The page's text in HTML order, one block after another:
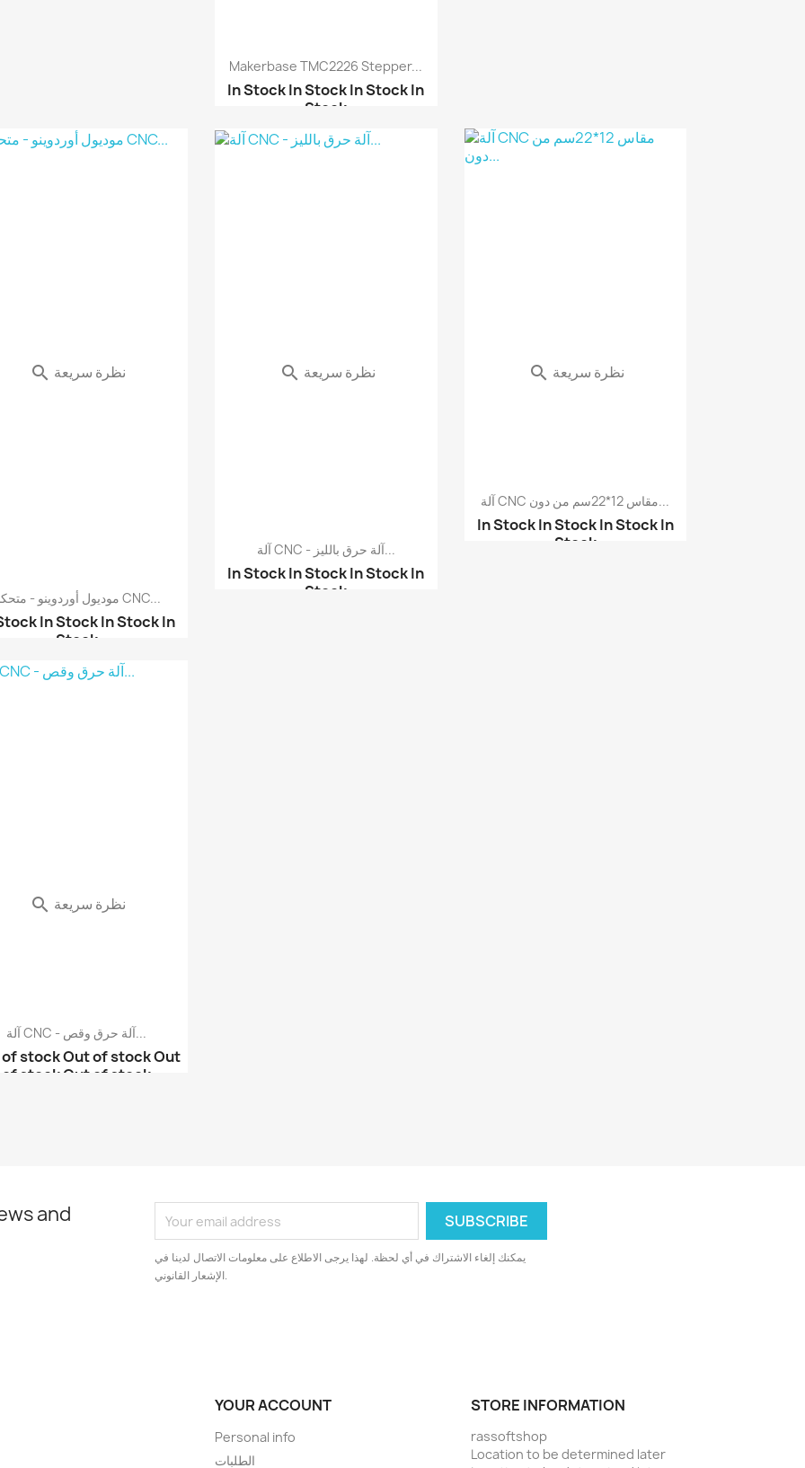
Makerbase TMC2226 Stepper...
In StockIn StockIn StockIn
Stock
موديول قيادة محركات خط...
موديول أوردوينو - متحكم CNC...
In StockIn StockIn
Stock
شيلد قيادة محركات بشري...
 نظرة سريعة
آلة CNC - آلة حرق بالليز...
In StockIn StockIn StockIn
Stock
 نظرة سريعة
آلة CNC مقاس 12*22سم من دون...
In StockIn StockIn StockIn
Stock
 نظرة سريعة
آلة CNC - آلة حرق وقص...
stockOut of stockOut
of stockOut of stock
 نظرة سريعة
and
يمكنك إلغاء الاشتراك في أي لحظة. لهذا يرجى الاطلاع على معلومات الاتصال لدينا في
الإشعار القانوني.
YOUR ACCOUNT
Personal info
الطلبات
STORE INFORMATION
rassoftshop
Location to be determined later